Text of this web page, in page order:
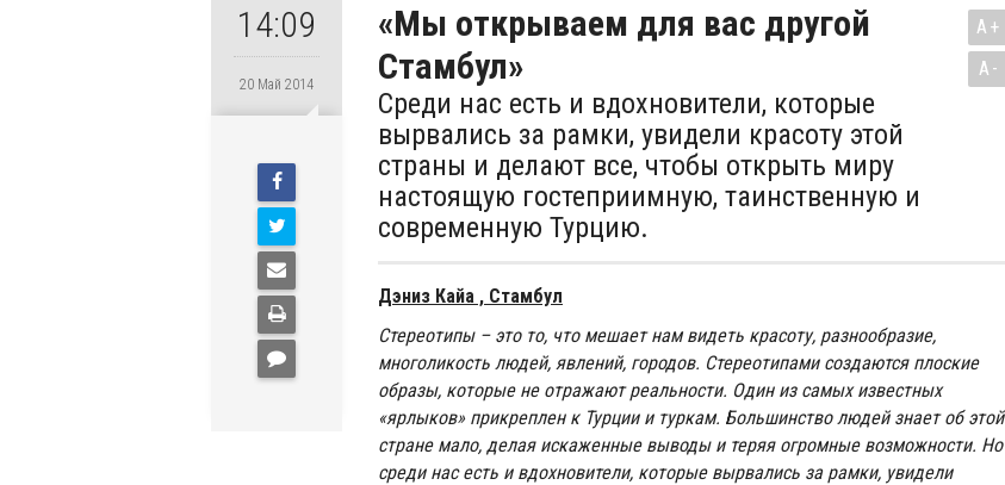
14:09
20 Май 2014
«Мы открываем для вас другой
Стамбул»
Cреди нас есть и вдохновители, которые
вырвались за рамки, увидели красоту этой
страны и делают все, чтобы открыть миру
настоящую гостеприимную, таинственную и
современную Турцию.
A+
A-
Дэниз Кайа , Стамбул
Стереотипы – это то, что мешает нам видеть красоту, разнообразие,
многоликость людей, явлений, городов. Стереотипами создаются плоские
образы, которые не отражают реальности. Один из самых известных
«ярлыков» прикреплен к Турции и туркам. Большинство людей знает об этой
стране мало, делая искаженные выводы и теряя огромные возможности. Но
среди нас есть и вдохновители, которые вырвались за рамки, увидели